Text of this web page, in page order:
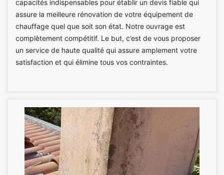
capacités indispensables pour établir un devis fiable qui
assure la meilleure rénovation de votre équipement de
chauffage quel que soit son état. Notre ouvrage est
complètement compétitif. Le but, c’est de vous proposer
un service de haute qualité qui assure amplement votre
satisfaction et qui élimine tous vos contraintes.